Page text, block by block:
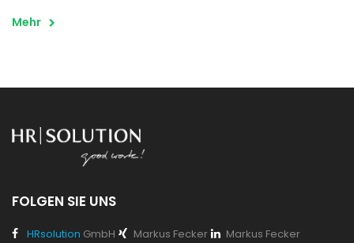
Mehr
FOLGEN SIE UNS
HRsolution GmbH Markus Fecker
Markus Fecker